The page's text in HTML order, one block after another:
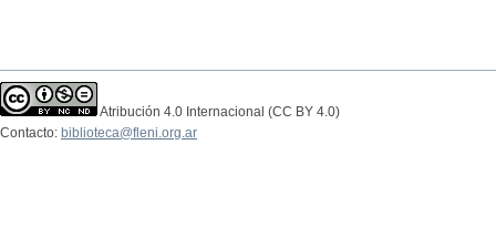
Atribución 4.0 Internacional (CC BY 4.0)
Contacto: biblioteca@fleni.org.ar